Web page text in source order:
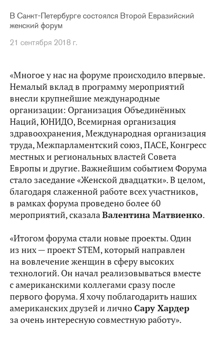
В Санкт-Петербурге состоялся Второй Евразийский
женский форум
21 сентября 2018 г.
«Многое у нас на форуме происходило впервые.
Немалый вклад в программу мероприятий
внесли крупнейшие международные
организации: Организация Объединённых
Наций, ЮНИДО, Всемирная организация
здравоохранения, Международная организация
труда, Межпарламентский союз, ПАСЕ, Конгресс
местных и региональных властей Совета
Европы и другие. Важнейшим событием Форума
стало заседание «Женской двадцатки». В целом,
благодаря слаженной работе всех участников,
в рамках форума проведено более 60
мероприятий, сказалаВалентина Матвиенко.
«Итогом форума стали новые проекты. Один
из них — проект STEM, который направлен
на вовлечение женщин в сферу высоких
технологий. Он начал реализовываться вместе
с американскими коллегами сразу после
первого форума. Я хочу поблагодарить наших
американских друзей и личноСару Хардер
за очень интересную совместную работу».